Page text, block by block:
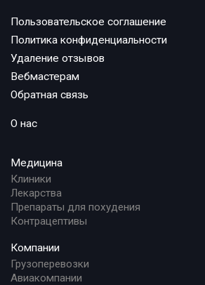
Пользовательское соглашение
Политика конфиденциальности
Удаление отзывов
Вебмастерам
Обратная связь
О нас
Медицина
Клиники
Лекарства
Препараты для похудения
Контрацептивы
Компании
Грузоперевозки
Авиакомпании